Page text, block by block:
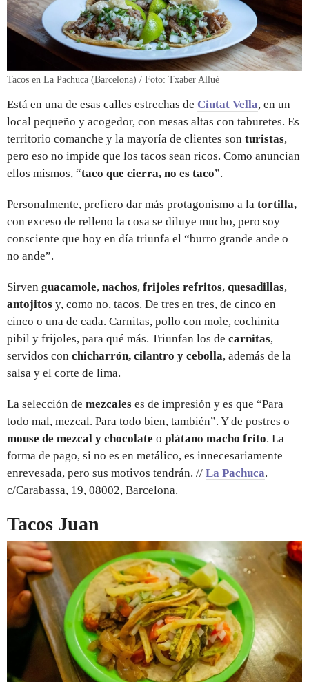
Tacos en La Pachuca (Barcelona) / Foto: Txaber Allué
Está en una de esas calles estrechas de Ciutat Vella, en un
local pequeño y acogedor, con mesas altas con taburetes. Es
territorio comanche y la mayoría de clientes son turistas,
pero eso no impide que los tacos sean ricos. Como anuncian
ellos mismos, “taco que cierra, no es taco”.
Personalmente, prefiero dar más protagonismo a la tortilla,
con exceso de relleno la cosa se diluye mucho, pero soy
consciente que hoy en día triunfa el “burro grande ande o
no ande”.
Sirven guacamole, nachos, frijoles refritos, quesadillas,
antojitos y, como no, tacos. De tres en tres, de cinco en
cinco o una de cada. Carnitas, pollo con mole, cochinita
pibil y frijoles, para qué más. Triunfan los de carnitas,
servidos con chicharrón, cilantro y cebolla, además de la
salsa y el corte de lima.
La selección de mezcales es de impresión y es que “Para
todo mal, mezcal. Para todo bien, también”. Y de postres o
mouse de mezcal y chocolate o plátano macho frito. La
forma de pago, si no es en metálico, es innecesariamente
enrevesada, pero sus motivos tendrán. // La Pachuca.
c/Carabassa, 19, 08002, Barcelona.
Tacos Juan